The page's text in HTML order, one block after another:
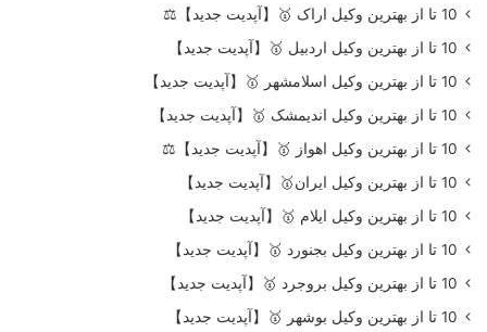
10 تا از بهترین وکیل اراک 🥇【آپدیت جدید】⚖️
10 تا از بهترین وکیل اردبیل 🥇【آپدیت جدید】
10 تا از بهترین وکیل اسلامشهر 🥇【آپدیت جدید】
10 تا از بهترین وکیل اندیمشک 🥇【آپدیت جدید】
10 تا از بهترین وکیل اهواز 🥇【آپدیت جدید】⚖️
10 تا از بهترین وکیل ایران🥇【آپدیت جدید】
10 تا از بهترین وکیل ایلام 🥇【آپدیت جدید】
10 تا از بهترین وکیل بجنورد 🥇【آپدیت جدید】
10 تا از بهترین وکیل بروجرد 🥇【آپدیت جدید】
10 تا از بهترین وکیل بوشهر 🥇【آپدیت جدید】